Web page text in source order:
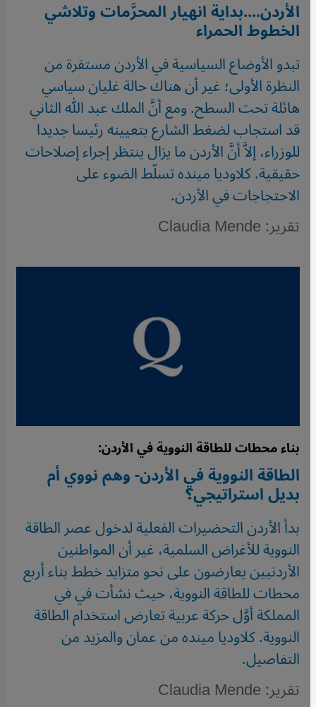
الأردن....بداية انهيار المحرَّمات وتلاشي
الخطوط الحمراء
تبدو الأوضاع السياسية في الأردن مستقرة من
النظرة الأولى؛ غير أن هناك حالة غليان سياسي
هائلة تحت السطح. ومع أنَّ الملك عبد الله الثاني
قد استجاب لضغط الشارع بتعيينه رئيسا جديدا
للوزراء، إلاَّ أنَّ الأردن ما يزال ينتظر إجراء إصلاحات
حقيقية. كلاوديا مينده تسلّط الضوء على
الاحتجاجات في الأردن.
تقرير: Claudia Mende
بناء محطات للطاقة النووية في الأردن:
الطاقة النووية في الأردن- وهم نووي أم
بديل استراتيجي؟
بدأ الأردن التحضيرات الفعلية لدخول عصر الطاقة
النووية للأغراض السلمية، غير أن المواطنين
الأردنيين يعارضون على نحو متزايد خطط بناء أربع
محطات للطاقة النووية، حيث نشأت في في
المملكة أوَّل حركة عربية تعارض استخدام الطاقة
النووية. كلاوديا مينده من عمان والمزيد من
التفاصيل.
تقرير: Claudia Mende